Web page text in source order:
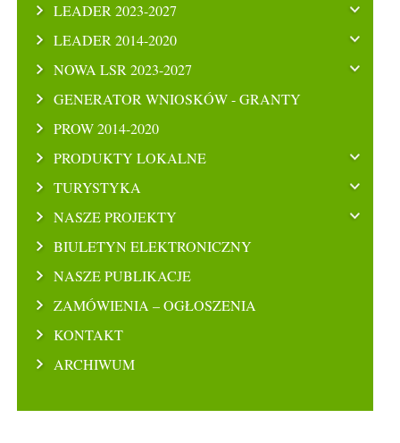
LEADER 2023-2027
LEADER 2014-2020
NOWA LSR 2023-2027
GENERATOR WNIOSKÓW - GRANTY
PROW 2014-2020
PRODUKTY LOKALNE
TURYSTYKA
NASZE PROJEKTY
BIULETYN ELEKTRONICZNY
NASZE PUBLIKACJE
ZAMÓWIENIA – OGŁOSZENIA
KONTAKT
ARCHIWUM